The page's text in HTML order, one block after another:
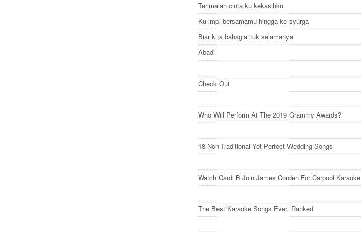
Terimalah cinta ku kekasihku
Ku impi bersamamu hingga ke syurga
Biar kita bahagia 'tuk selamanya
Abadi
Check Out
Who Will Perform At The 2019 Grammy Awards?
18 Non-Traditional Yet Perfect Wedding Songs
Watch Cardi B Join James Corden For Carpool Karaoke
The Best Karaoke Songs Ever, Ranked